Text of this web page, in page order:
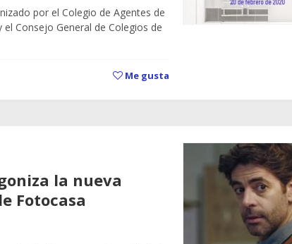
por el Colegio de Agentes de
Consejo General de Colegios de
Me gusta
la nueva
Fotocasa